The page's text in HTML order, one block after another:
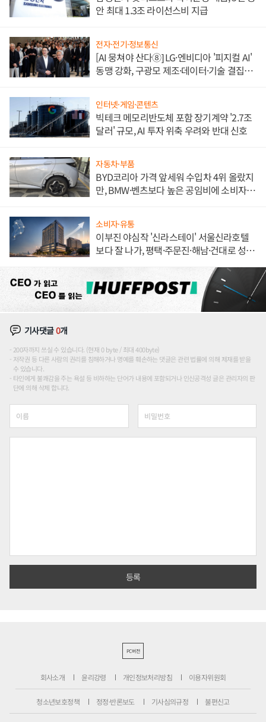
안 최대 1.3조 라이선스비 지급
전자·전기·정보통신
[AI 뭉쳐야 산다⑧] LG·엔비디아 '피지컬 AI'
동맹 강화, 구광모 제조·데이터·기술 결집
인터넷·게임·콘텐츠
빅테크 메모리반도체 포함 장기계약 '2.7조
달러' 규모, AI 투자 위축 우려와 반대 신호
자동차·부품
BYD코리아 가격 앞세워 수입차 4위 올랐지
만, BMW·벤츠보다 높은 공임비에 소비자
소비자·유통
이부진 야심작 '신라스테이' 서울신라호텔
보다 잘 나가, 평택·주문진·해남·건대로 성
기사댓글0개
200자까지 쓰실 수 있습니다. (현재 0 byte / 최대 400byte)
저작권 등 다른 사람의 권리를 침해하거나 명예를 훼손하는 댓글은 관련 법률에 의해 제재를 받을
수 있습니다.
타인에게 불쾌감을 주는 욕설 등 비하하는 단어가 내용에 포함되거나 인신공격성 글은 관리자의 판
단에 의해 삭제 합니다.
PC버전
회사소개 윤리강령 개인정보처리방침 이용자위원회
청소년보호정책 정정·반론보도 기사심의규정 불편신고